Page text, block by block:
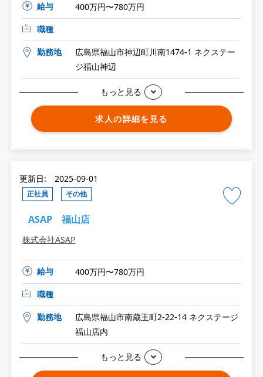
給与
400万円〜780万円
職種
勤務地
広島県福山市神辺町川南1474-1 ネクステー
ジ福山神辺
もっと見る
求人の詳細を見る
更新日: 2025-09-01
正社員 その他
ASAP 福山店
株式会社ASAP
給与
400万円〜780万円
職種
勤務地
広島県福山市南蔵王町2-22-14 ネクステージ
福山店内
もっと見る